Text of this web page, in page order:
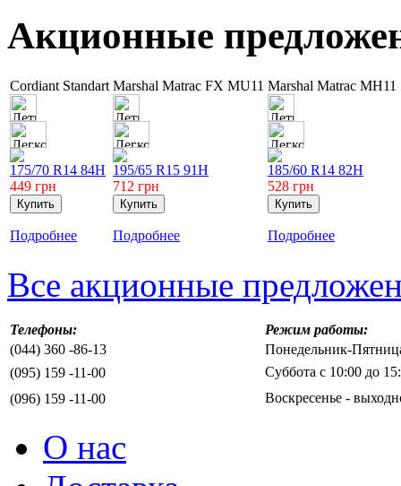
Акционные
Cordiant Standart
175/70 R14 84H
449 грн
Подробнее
Marshal Matrac FX MU11
195/65 R15 91H
712 грн
Подробнее
Marshal Matrac MH11
185/60 R14 82H
528 грн
Подробнее
Все акционные
Телефоны:
Режим работы:
(044) 360 -86-13
Понедельник-
(095) 159 -11-00
Суббота с 10:00 до
(096) 159 -11-00
Воскресенье -
О нас